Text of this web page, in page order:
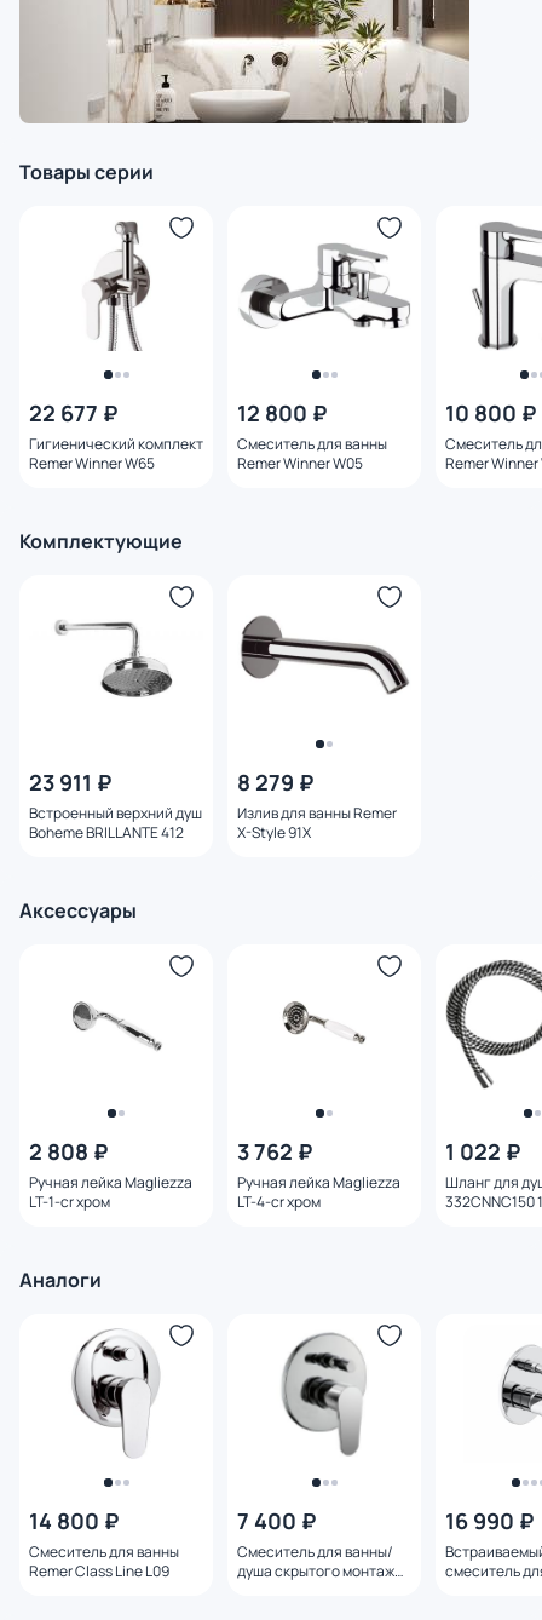
Товары серии
22 677 ₽
Гигиенический комплект
Remer Winner W65
12 800 ₽
Смеситель для ванны
Remer Winner W05
10 800 ₽
Смеситель
Remer Winner
Комплектующие
23 911 ₽
Встроенный верхний душ
Boheme BRILLANTE 412
8 279 ₽
Излив для ванны Remer
X-Style 91X
Аксессуары
2 808 ₽
Ручная лейка Magliezza
LT-1-cr хром
3 762 ₽
Ручная лейка Magliezza
LT-4-cr хром
1 022 ₽
Шланг для
332CNNC150
Аналоги
14 800 ₽
Смеситель для ванны
Remer Class Line L09
7 400 ₽
Смеситель для ванны/
душа скрытого монтажа
16 990 ₽
смеситель